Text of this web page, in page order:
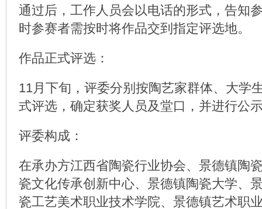
通过后，工作人员会以电话的形式，告知
时参赛者需按时将作品交到指定评选地。
作品正式评选：
11月下旬，评委分别按陶艺家群体、大学
式评选，确定获奖人员及堂口，并进行公
评委构成：
在承办方江西省陶瓷行业协会、景德镇陶
瓷文化传承创新中心、景德镇陶瓷大学、
瓷工艺美术职业技术学院、景德镇艺术职